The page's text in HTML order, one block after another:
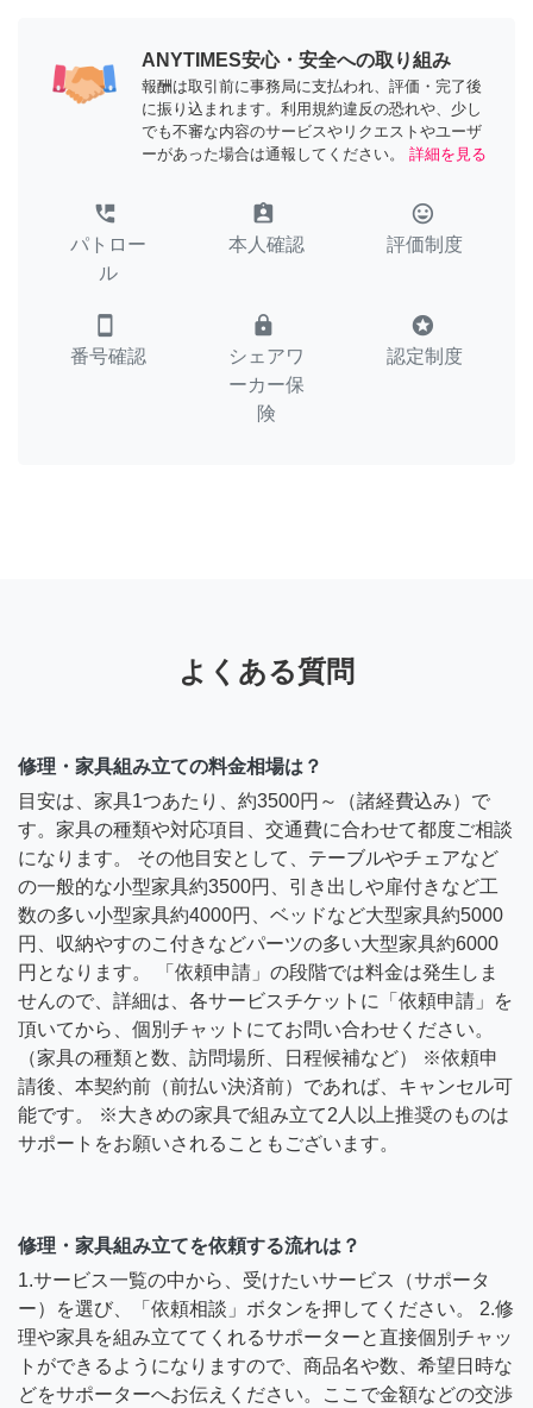
ANYTIMES安心・安全への取り組み
報酬は取引前に事務局に支払われ、評価・完了後
に振り込まれます。利用規約違反の恐れや、少し
でも不審な内容のサービスやリクエストやユーザ
ーがあった場合は通報してください。
詳細を見る
perm_phone_msg
パトロー
ル
assignment_ind
本人確認
tag_faces
評価制度
smartphone
番号確認
lock
シェアワ
ーカー保
険
stars
認定制度
よくある質問
修理・家具組み立ての料金相場は？
目安は、家具1つあたり、約3500円～（諸経費込み）で
す。家具の種類や対応項目、交通費に合わせて都度ご相談
になります。 その他目安として、テーブルやチェアなど
の一般的な小型家具約3500円、引き出しや扉付きなど工
数の多い小型家具約4000円、ベッドなど大型家具約5000
円、収納やすのこ付きなどパーツの多い大型家具約6000
円となります。 「依頼申請」の段階では料金は発生しま
せんので、詳細は、各サービスチケットに「依頼申請」を
頂いてから、個別チャットにてお問い合わせください。
（家具の種類と数、訪問場所、日程候補など） ※依頼申
請後、本契約前（前払い決済前）であれば、キャンセル可
能です。 ※大きめの家具で組み立て2人以上推奨のものは
サポートをお願いされることもございます。
修理・家具組み立てを依頼する流れは？
1.サービス一覧の中から、受けたいサービス（サポータ
ー）を選び、「依頼相談」ボタンを押してください。 2.修
理や家具を組み立ててくれるサポーターと直接個別チャッ
トができるようになりますので、商品名や数、希望日時な
どをサポーターへお伝えください。ここで金額などの交渉